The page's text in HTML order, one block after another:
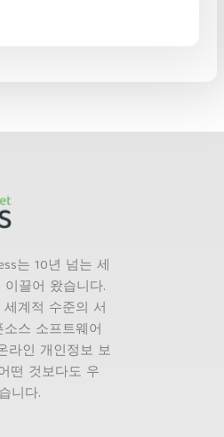
는 10년 넘는 세
끌어 왔습니다.
계적 수준의 서
스 소프트웨어
라인 개인정보 보
떤 것보다도 우
니다.